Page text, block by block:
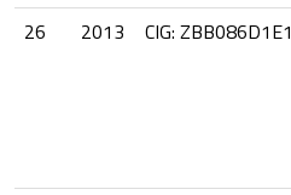
26
2013 CIG: ZBB086D1E1